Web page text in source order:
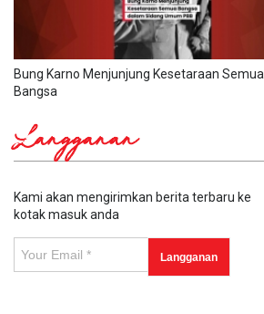
Bung Karno Menjunjung Kesetaraan Semua
Bangsa
Langganan
Kami akan mengirimkan berita terbaru ke
kotak masuk anda